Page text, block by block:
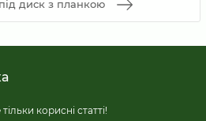
диск з планкою
корисні статті!